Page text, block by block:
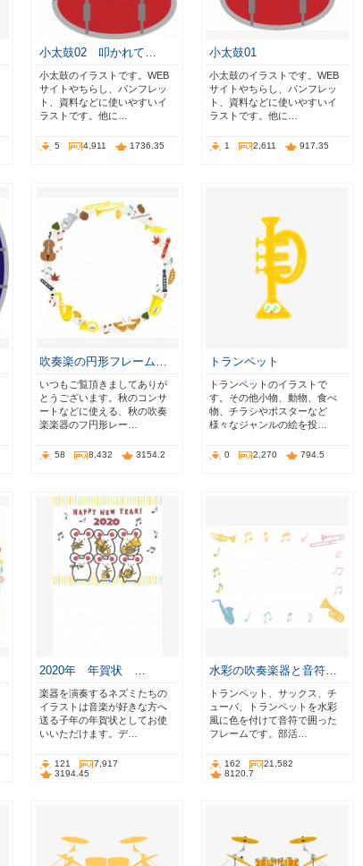
小太鼓02 叩かれて…
小太鼓のイラストです。WEB
サイトやちらし、パンフレッ
ト、資料などに使いやすいイ
ラストです。他に…
5 4,911 1736.35
小太鼓01
小太鼓のイラストです。WEB
サイトやちらし、パンフレッ
ト、資料などに使いやすいイ
ラストです。他に…
1 2,611 917.35
吹奏楽の円形フレーム…
いつもご覧頂きましてありが
とうございます。秋のコンサ
ートなどに使える、秋の吹奏
楽楽器のフ円形レー…
58 8,432 3154.2
トランペット
トランペットのイラストで
す。その他小物、動物、食べ
物、チラシやポスターなど
様々なジャンルの絵を投…
0 2,270 794.5
2020年 年賀状 …
楽器を演奏するネズミたちの
イラストは音楽が好きな方へ
送る子年の年賀状としてお使
いいただけます。デ…
121
7,917
3194.45
水彩の吹奏楽器と音符…
トランペット、サックス、チ
ューバ、トランペットを水彩
風に色を付けて音符で囲った
フレームです。部活…
162
21,582
8120.7